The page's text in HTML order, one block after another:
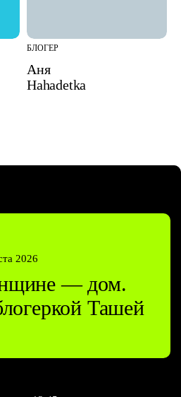
БЛОГЕР
Аня
Hahadetka
2026
— дом.
Ташей